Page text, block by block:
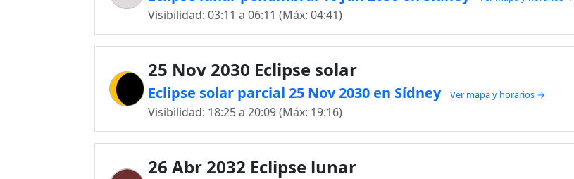
Visibilidad: 03:11 a 06:11 (Máx: 04:41)
25 Nov 2030 Eclipse solar
Eclipse solar parcial 25 Nov 2030 en Sídney Ver mapa y horarios →
Visibilidad: 18:25 a 20:09 (Máx: 19:16)
26 Abr 2032 Eclipse lunar